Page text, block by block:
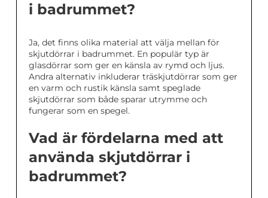
i badrummet?
Ja, det finns olika material att välja mellan för
skjutdörrar i badrummet. En populär typ är
glasdörrar som ger en känsla av rymd och ljus.
Andra alternativ inkluderar träskjutdörrar som ger
en varm och rustik känsla samt speglade
skjutdörrar som både sparar utrymme och
fungerar som en spegel.
Vad är fördelarna med att
använda skjutdörrar i
badrummet?